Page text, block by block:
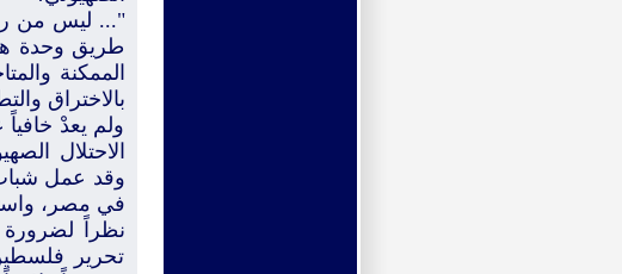
"... ليس من رد
طريق وحدة
الممكنة
بالاختراق
ولم يعدْ
الاحتلال
وقد عمل شباب
في مصر،
نظراً
تحرير